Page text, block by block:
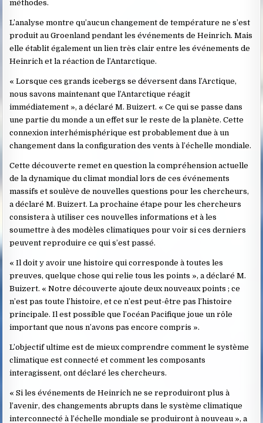
méthodes.
L’analyse montre qu’aucun changement de température ne s’est
produit au Groenland pendant les événements de Heinrich. Mais
elle établit également un lien très clair entre les événements de
Heinrich et la réaction de l’Antarctique.
« Lorsque ces grands icebergs se déversent dans l’Arctique,
nous savons maintenant que l’Antarctique réagit
immédiatement », a déclaré M. Buizert. « Ce qui se passe dans
une partie du monde a un effet sur le reste de la planète. Cette
connexion interhémisphérique est probablement due à un
changement dans la configuration des vents à l’échelle mondiale.
Cette découverte remet en question la compréhension actuelle
de la dynamique du climat mondial lors de ces événements
massifs et soulève de nouvelles questions pour les chercheurs,
a déclaré M. Buizert. La prochaine étape pour les chercheurs
consistera à utiliser ces nouvelles informations et à les
soumettre à des modèles climatiques pour voir si ces derniers
peuvent reproduire ce qui s’est passé.
« Il doit y avoir une histoire qui corresponde à toutes les
preuves, quelque chose qui relie tous les points », a déclaré M.
Buizert. « Notre découverte ajoute deux nouveaux points ; ce
n’est pas toute l’histoire, et ce n’est peut-être pas l’histoire
principale. Il est possible que l’océan Pacifique joue un rôle
important que nous n’avons pas encore compris ».
L’objectif ultime est de mieux comprendre comment le système
climatique est connecté et comment les composants
interagissent, ont déclaré les chercheurs.
« Si les événements de Heinrich ne se reproduiront plus à
l’avenir, des changements abrupts dans le système climatique
interconnecté à l’échelle mondiale se produiront à nouveau », a